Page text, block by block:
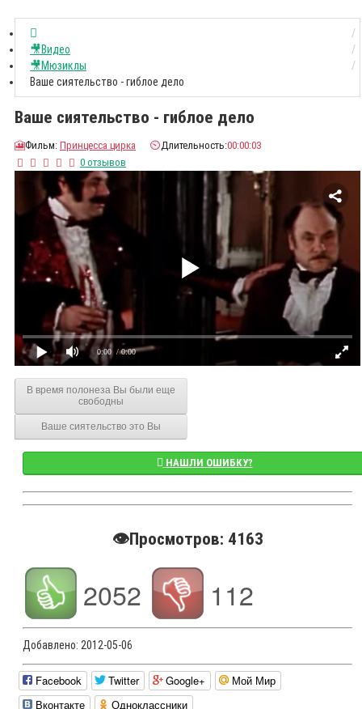
🎥Видео
🎥Мюзиклы
Ваше сиятельство - гиблое дело
Ваше сиятельство - гиблое дело
🎦Фильм: Принцесса цирка ⏲️Длительность:00:00:03
0 отзывов
0:00 / 0:00
В время полонеза Вы были еще
свободны
Ваше сиятельство это Вы
НАШЛИ ОШИБКУ?
👁️Просмотров: 4163
2052 112
Добавлено: 2012-05-06
Facebook Twitter Google+
Мой Мир
Вконтакте
Одноклассники